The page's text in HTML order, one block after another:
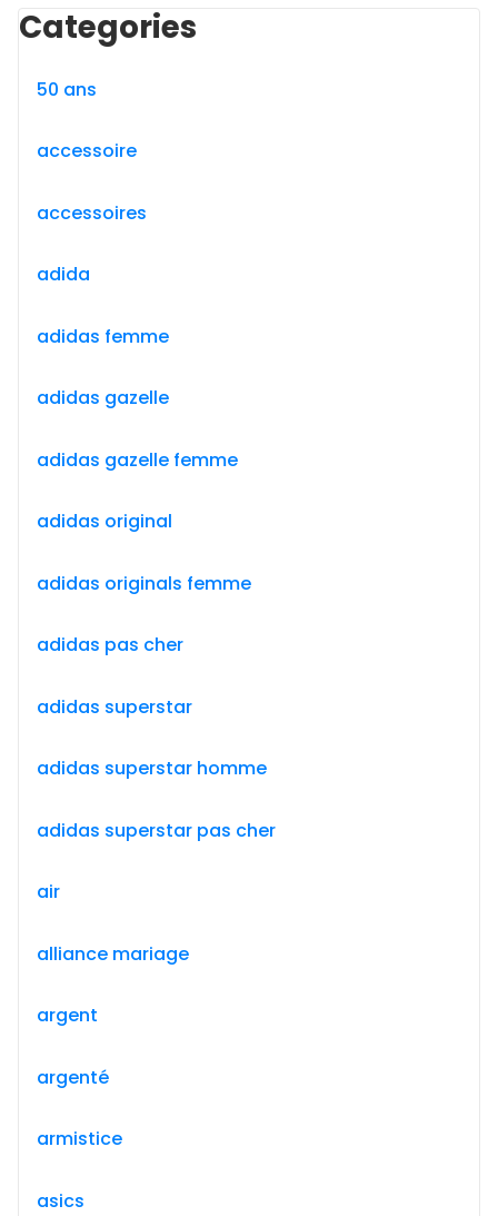
Categories
50 ans
accessoire
accessoires
adida
adidas femme
adidas gazelle
adidas gazelle femme
adidas original
adidas originals femme
adidas pas cher
adidas superstar
adidas superstar homme
adidas superstar pas cher
air
alliance mariage
argent
argenté
armistice
asics